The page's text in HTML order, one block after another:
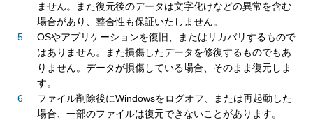
ません。また復元後のデータは文字化けなどの異常を含む
場合があり、整合性も保証いたしません。
OSやアプリケーションを復旧、またはリカバリするもので
はありません。また損傷したデータを修復するものでもあ
りません。データが損傷している場合、そのまま復元しま
す。
ファイル削除後にWindowsをログオフ、または再起動した
場合、一部のファイルは復元できないことがあります。